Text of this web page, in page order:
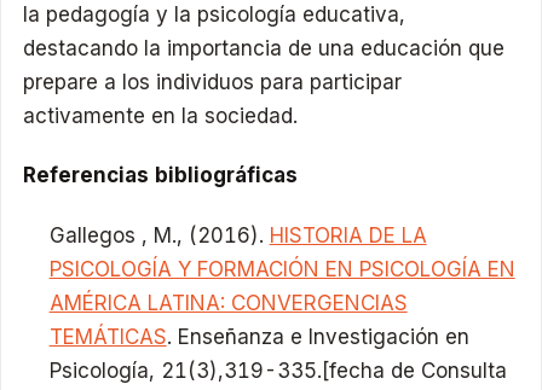
la pedagogía y la psicología educativa,
destacando la importancia de una educación que
prepare a los individuos para participar
activamente en la sociedad.
Referencias bibliográficas
Gallegos , M., (2016). HISTORIA DE LA
PSICOLOGÍA Y FORMACIÓN EN PSICOLOGÍA EN
AMÉRICA LATINA: CONVERGENCIAS
TEMÁTICAS. Enseñanza e Investigación en
Psicología, 21(3),319-335.[fecha de Consulta